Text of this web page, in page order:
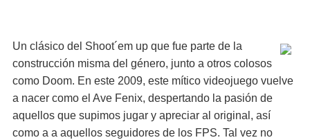
Un clásico del Shoot´em up que fue parte de la
construcción misma del género, junto a otros colosos
como Doom. En este 2009, este mítico videojuego vuelve
a nacer como el Ave Fenix, despertando la pasión de
aquellos que supimos jugar y apreciar al original, así
como a a aquellos seguidores de los FPS. Tal vez no